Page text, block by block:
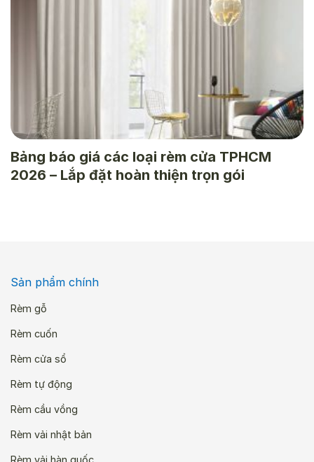
Bảng báo giá các loại rèm cửa TPHCM
2026 – Lắp đặt hoàn thiện trọn gói
Sản phẩm chính
Rèm gỗ
Rèm cuốn
Rèm cửa sổ
Rèm tự động
Rèm cầu vồng
Rèm vải nhật bản
Rèm vải hàn quốc